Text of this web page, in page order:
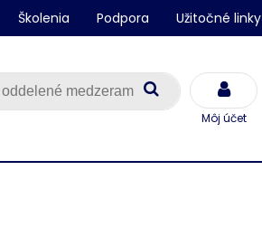
Môj účet
Školenia Podpora Užitočné linky